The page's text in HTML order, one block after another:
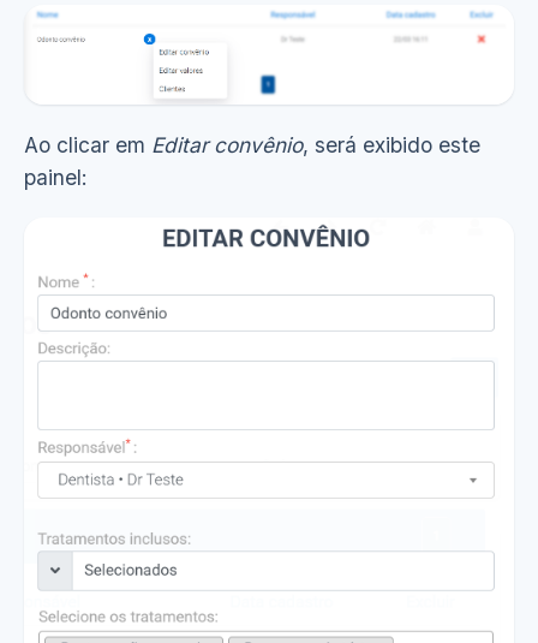
Ao clicar em Editar convênio, será exibido este
painel: